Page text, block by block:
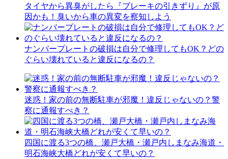
タイヤから異臭がしたら『ブレーキの引きずり』が原
因かも！臭いから車の異変を察知しよう
ナンバープレートの破損は自分で修理してもOK？どの
ぐらい壊れていると違反になるの？
迷惑！家の前の無断駐車が邪魔！違反じゃないの？警
察に通報すべき？
四国に渡る3つの橋、瀬戸大橋・瀬戸内しまなみ海道・
明石海峡大橋どれが安くて早いの？